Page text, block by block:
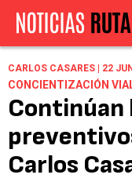
CARLOS CASARES | 22
CONCIENTIZACIÓN
Continúan
Carlos